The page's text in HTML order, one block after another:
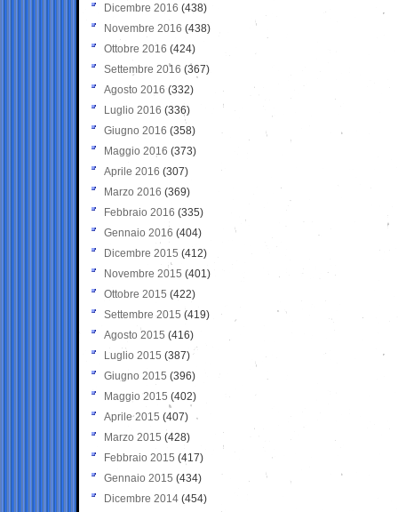
Dicembre 2016 (438)
Novembre 2016 (438)
Ottobre 2016 (424)
Settembre 2016 (367)
Agosto 2016 (332)
Luglio 2016 (336)
Giugno 2016 (358)
Maggio 2016 (373)
Aprile 2016 (307)
Marzo 2016 (369)
Febbraio 2016 (335)
Gennaio 2016 (404)
Dicembre 2015 (412)
Novembre 2015 (401)
Ottobre 2015 (422)
Settembre 2015 (419)
Agosto 2015 (416)
Luglio 2015 (387)
Giugno 2015 (396)
Maggio 2015 (402)
Aprile 2015 (407)
Marzo 2015 (428)
Febbraio 2015 (417)
Gennaio 2015 (434)
Dicembre 2014 (454)